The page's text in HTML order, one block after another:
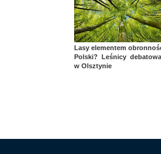
Lasy elementem
Polski? Leśnicy
w Olsztynie